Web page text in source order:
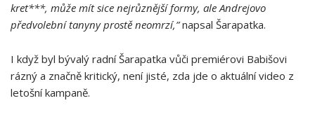
kret***, může mít sice nejrůznější formy, ale Andrejovo
předvolební tanyny prostě neomrzí,”napsal Šarapatka.
I když byl bývalý radní Šarapatka vůči premiérovi Babišovi
rázný a značně kritický, není jisté, zda jde o aktuální video z
letošní kampaně.